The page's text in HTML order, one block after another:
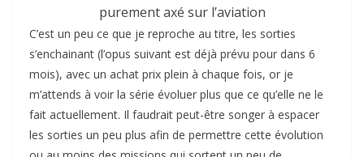
purement axé sur l’aviation
C’est un peu ce que je reproche au titre, les sorties
s’enchainant (l’opus suivant est déjà prévu pour dans 6
mois), avec un achat prix plein à chaque fois, or je
m’attends à voir la série évoluer plus que ce qu’elle ne le
fait actuellement. Il faudrait peut-être songer à espacer
les sorties un peu plus afin de permettre cette évolution